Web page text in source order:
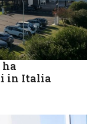
ha
in Italia